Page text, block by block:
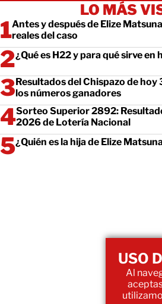
LO MÁS
Antes y después de Elize
reales del caso
¿Qué es H22 y para qué sirve en
Resultados del Chispazo de hoy
los números ganadores
Sorteo Superior 2892:
2026 de Lotería Nacional
¿Quién es la hija de Elize
USO
Al